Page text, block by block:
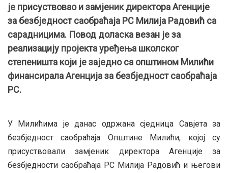
је присуствовао и замјеник директора Агенције
за безбједност саобраћаја РС Милија Радовић са
сарадницима. Повод доласка везан је за
реализацију пројекта уређења школског
степеништа који је заједно са општином Милићи
финансирала Агенција за безбједност саобраћаја
РС.
У Милићима је данас одржана сједница Савјета за
безбједност саобраћаја Општине Милићи, којој су
присуствовали замјеник директора Агенције за
безбједности саобраћаја РС Милија Радовић и његови